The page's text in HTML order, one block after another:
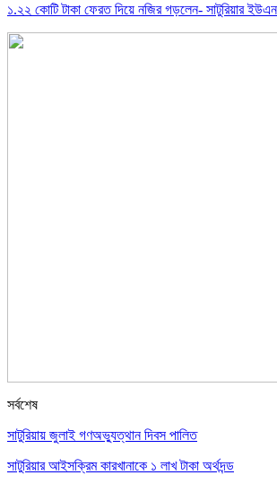
১.২২ কোটি টাকা ফেরত দিয়ে নজির গড়লেন- সাটুরিয়ার
সর্বশেষ
সাটুরিয়ায় জুলাই গণঅভ্যুত্থান দিবস পালিত
সাটুরিয়ার আইসক্রিম কারখানাকে ১ লাখ টাকা অর্থদন্ড